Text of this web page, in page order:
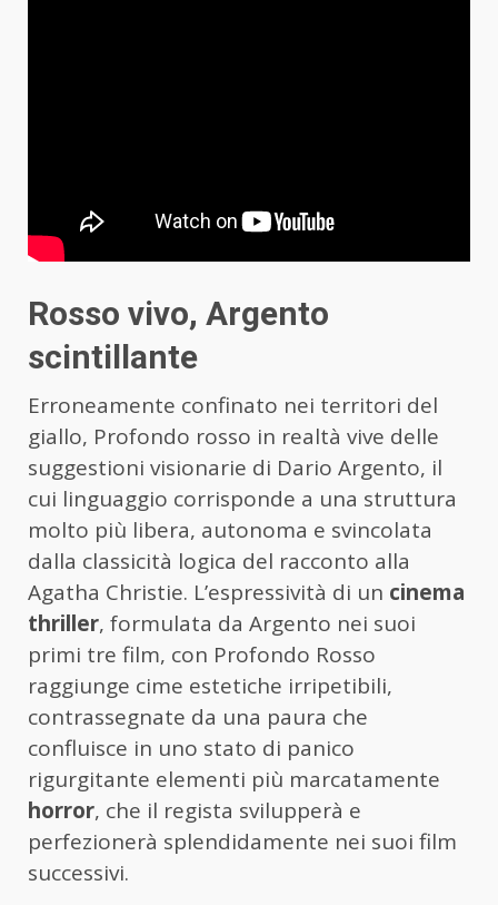
Rosso vivo, Argento
scintillante
Erroneamente confinato nei territori del
giallo, Profondo rosso in realtà vive delle
suggestioni visionarie di Dario Argento, il
cui linguaggio corrisponde a una struttura
molto più libera, autonoma e svincolata
dalla classicità logica del racconto alla
Agatha Christie. L’espressività di un cinema
thriller, formulata da Argento nei suoi
primi tre film, con Profondo Rosso
raggiunge cime estetiche irripetibili,
contrassegnate da una paura che
confluisce in uno stato di panico
rigurgitante elementi più marcatamente
horror, che il regista svilupperà e
perfezionerà splendidamente nei suoi film
successivi.